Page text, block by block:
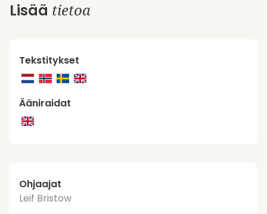
Lisää tietoa
Tekstitykset
Ääniraidat
Ohjaajat
Leif Bristow